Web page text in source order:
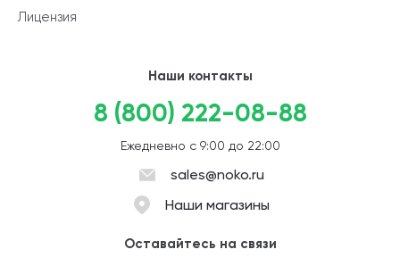
Лицензия
Наши контакты
8 (800) 222-08-88
Ежедневно с 9:00 до 22:00
sales@noko.ru
Наши магазины
Оставайтесь на связи